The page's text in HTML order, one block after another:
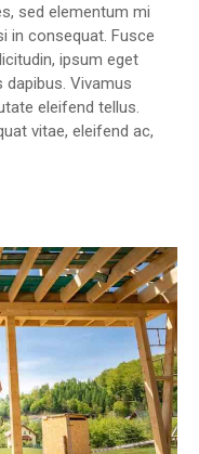
sed elementum mi
in consequat. Fusce
ipsum eget
dapibus. Vivamus
eleifend tellus.
vitae, eleifend ac,